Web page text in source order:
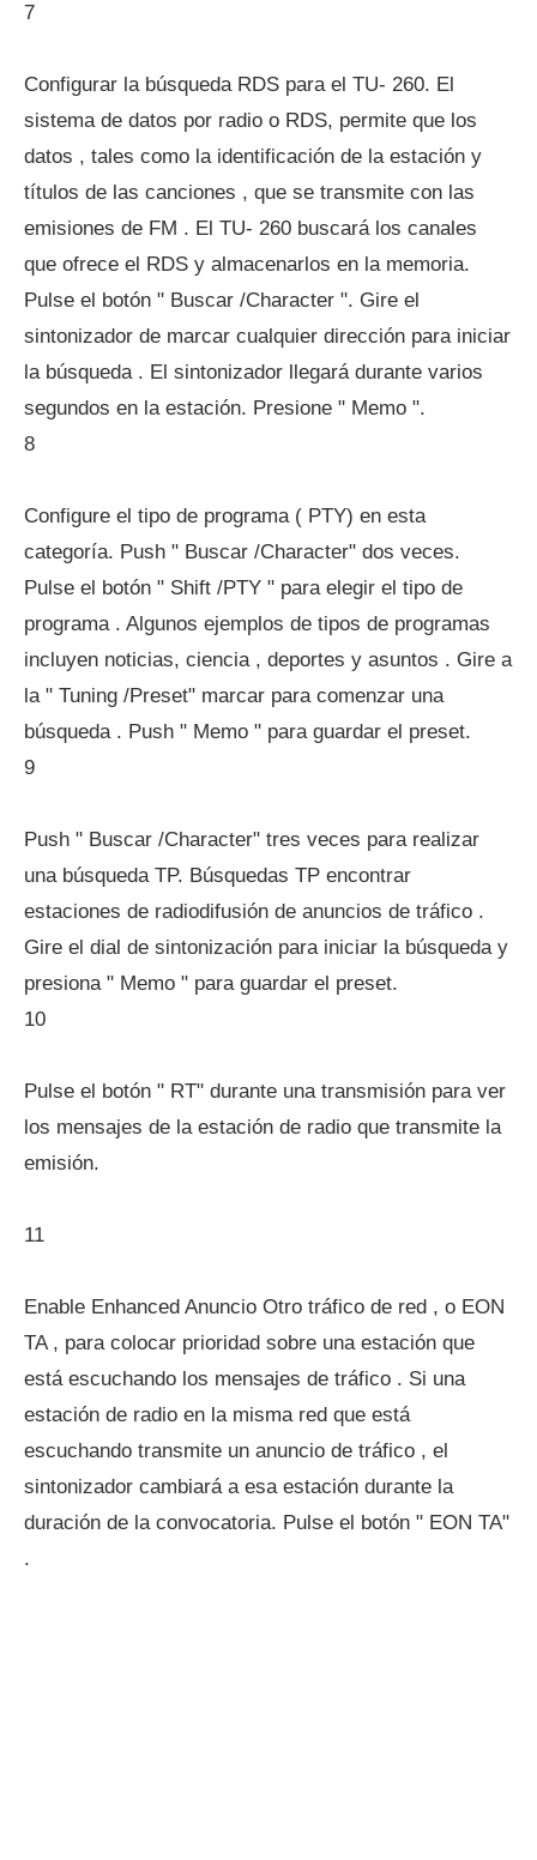
7
Configurar la búsqueda RDS para el TU- 260. El
sistema de datos por radio o RDS, permite que los
datos , tales como la identificación de la estación y
títulos de las canciones , que se transmite con las
emisiones de FM . El TU- 260 buscará los canales
que ofrece el RDS y almacenarlos en la memoria.
Pulse el botón " Buscar /Character ". Gire el
sintonizador de marcar cualquier dirección para iniciar
la búsqueda . El sintonizador llegará durante varios
segundos en la estación. Presione " Memo ".
8
Configure el tipo de programa ( PTY) en esta
categoría. Push " Buscar /Character" dos veces.
Pulse el botón " Shift /PTY " para elegir el tipo de
programa . Algunos ejemplos de tipos de programas
incluyen noticias, ciencia , deportes y asuntos . Gire a
la " Tuning /Preset" marcar para comenzar una
búsqueda . Push " Memo " para guardar el preset.
9
Push " Buscar /Character" tres veces para realizar
una búsqueda TP. Búsquedas TP encontrar
estaciones de radiodifusión de anuncios de tráfico .
Gire el dial de sintonización para iniciar la búsqueda y
presiona " Memo " para guardar el preset.
10
Pulse el botón " RT" durante una transmisión para ver
los mensajes de la estación de radio que transmite la
emisión.
11
Enable Enhanced Anuncio Otro tráfico de red , o EON
TA , para colocar prioridad sobre una estación que
está escuchando los mensajes de tráfico . Si una
estación de radio en la misma red que está
escuchando transmite un anuncio de tráfico , el
sintonizador cambiará a esa estación durante la
duración de la convocatoria. Pulse el botón " EON TA"
.